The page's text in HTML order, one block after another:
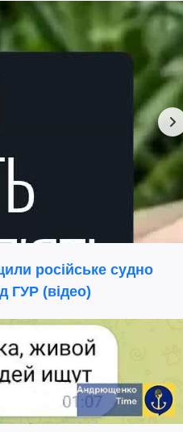
російське судно
ГУР (відео)